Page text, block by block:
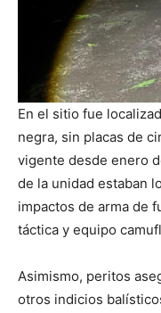
En el sitio fue
negra, sin placas de
vigente desde enero
de la unidad estaban
impactos de arma de
táctica y equipo
Asimismo, peritos
otros indicios